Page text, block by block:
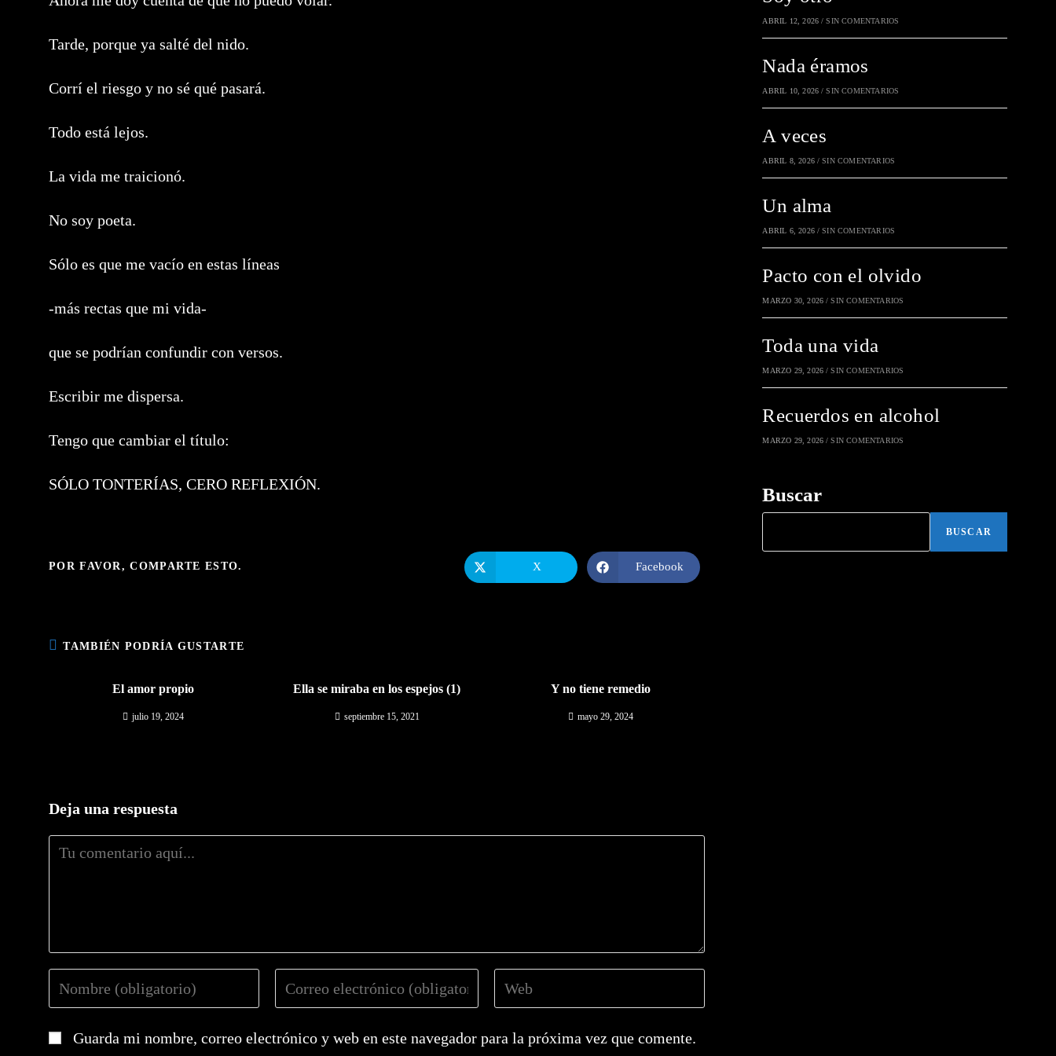
Tarde, porque ya salté del nido.
Corrí el riesgo y no sé qué pasará.
Todo está lejos.
La vida me traicionó.
No soy poeta.
Sólo es que me vacío en estas líneas
-más rectas que mi vida-
que se podrían confundir con versos.
Escribir me dispersa.
Tengo que cambiar el título:
SÓLO TONTERÍAS, CERO REFLEXIÓN.
POR FAVOR, COMPARTE ESTO.
abre
X
Se
abre
Facebook
TAMBIÉN PODRÍA GUSTARTE
El amor propio
julio 19, 2024
Ella se miraba en los espejos (1)
septiembre 15, 2021
Y no tiene remedio
mayo 29, 2024
Deja una respuesta
o
de
de
Guarda mi nombre, correo electrónico y web en este navegador para la próxima vez que comente.
ABRIL 12, 2026 / SIN COMENTARIOS
Nada éramos
ABRIL 10, 2026 / SIN COMENTARIOS
A veces
ABRIL 8, 2026 / SIN COMENTARIOS
Un alma
ABRIL 6, 2026 / SIN COMENTARIOS
Pacto con el olvido
MARZO 30, 2026 / SIN COMENTARIOS
Toda una vida
MARZO 29, 2026 / SIN COMENTARIOS
Recuerdos en alcohol
MARZO 29, 2026 / SIN COMENTARIOS
Buscar
BUSCAR